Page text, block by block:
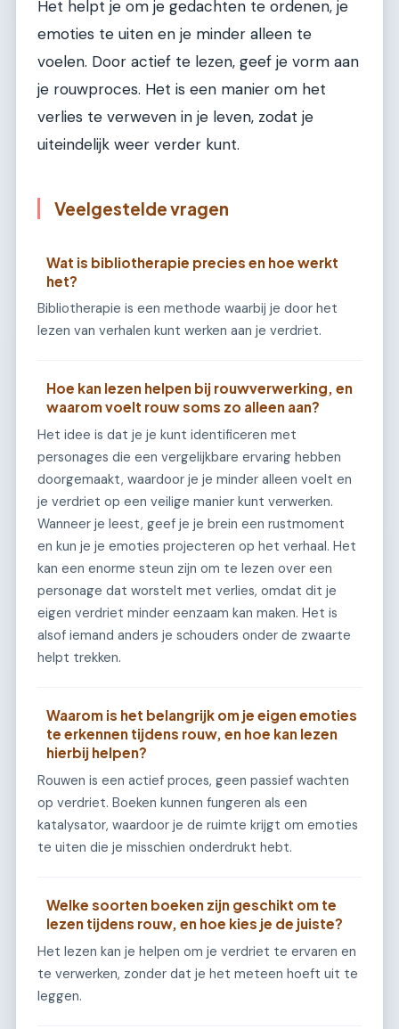
Het helpt je om je gedachten te ordenen, je
emoties te uiten en je minder alleen te
voelen. Door actief te lezen, geef je vorm aan
je rouwproces. Het is een manier om het
verlies te verweven in je leven, zodat je
uiteindelijk weer verder kunt.
Veelgestelde vragen
Wat is bibliotherapie precies en hoe werkt
het?
Bibliotherapie is een methode waarbij je door het
lezen van verhalen kunt werken aan je verdriet.
Hoe kan lezen helpen bij rouwverwerking, en
waarom voelt rouw soms zo alleen aan?
Het idee is dat je je kunt identificeren met
personages die een vergelijkbare ervaring hebben
doorgemaakt, waardoor je je minder alleen voelt en
je verdriet op een veilige manier kunt verwerken.
Wanneer je leest, geef je je brein een rustmoment
en kun je je emoties projecteren op het verhaal. Het
kan een enorme steun zijn om te lezen over een
personage dat worstelt met verlies, omdat dit je
eigen verdriet minder eenzaam kan maken. Het is
alsof iemand anders je schouders onder de zwaarte
helpt trekken.
Waarom is het belangrijk om je eigen emoties
te erkennen tijdens rouw, en hoe kan lezen
hierbij helpen?
Rouwen is een actief proces, geen passief wachten
op verdriet. Boeken kunnen fungeren als een
katalysator, waardoor je de ruimte krijgt om emoties
te uiten die je misschien onderdrukt hebt.
Welke soorten boeken zijn geschikt om te
lezen tijdens rouw, en hoe kies je de juiste?
Het lezen kan je helpen om je verdriet te ervaren en
te verwerken, zonder dat je het meteen hoeft uit te
leggen.